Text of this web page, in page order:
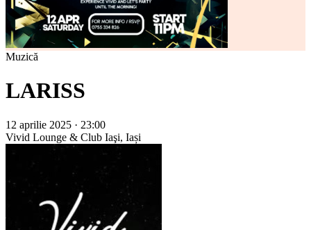
Muzică
LARISS
12 aprilie 2025 · 23:00
Vivid Lounge & Club Iaşi, Iași